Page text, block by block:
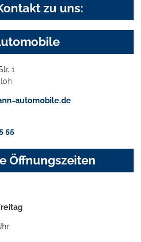
zu uns:
1
automobile.de
55
Öffnungszeiten